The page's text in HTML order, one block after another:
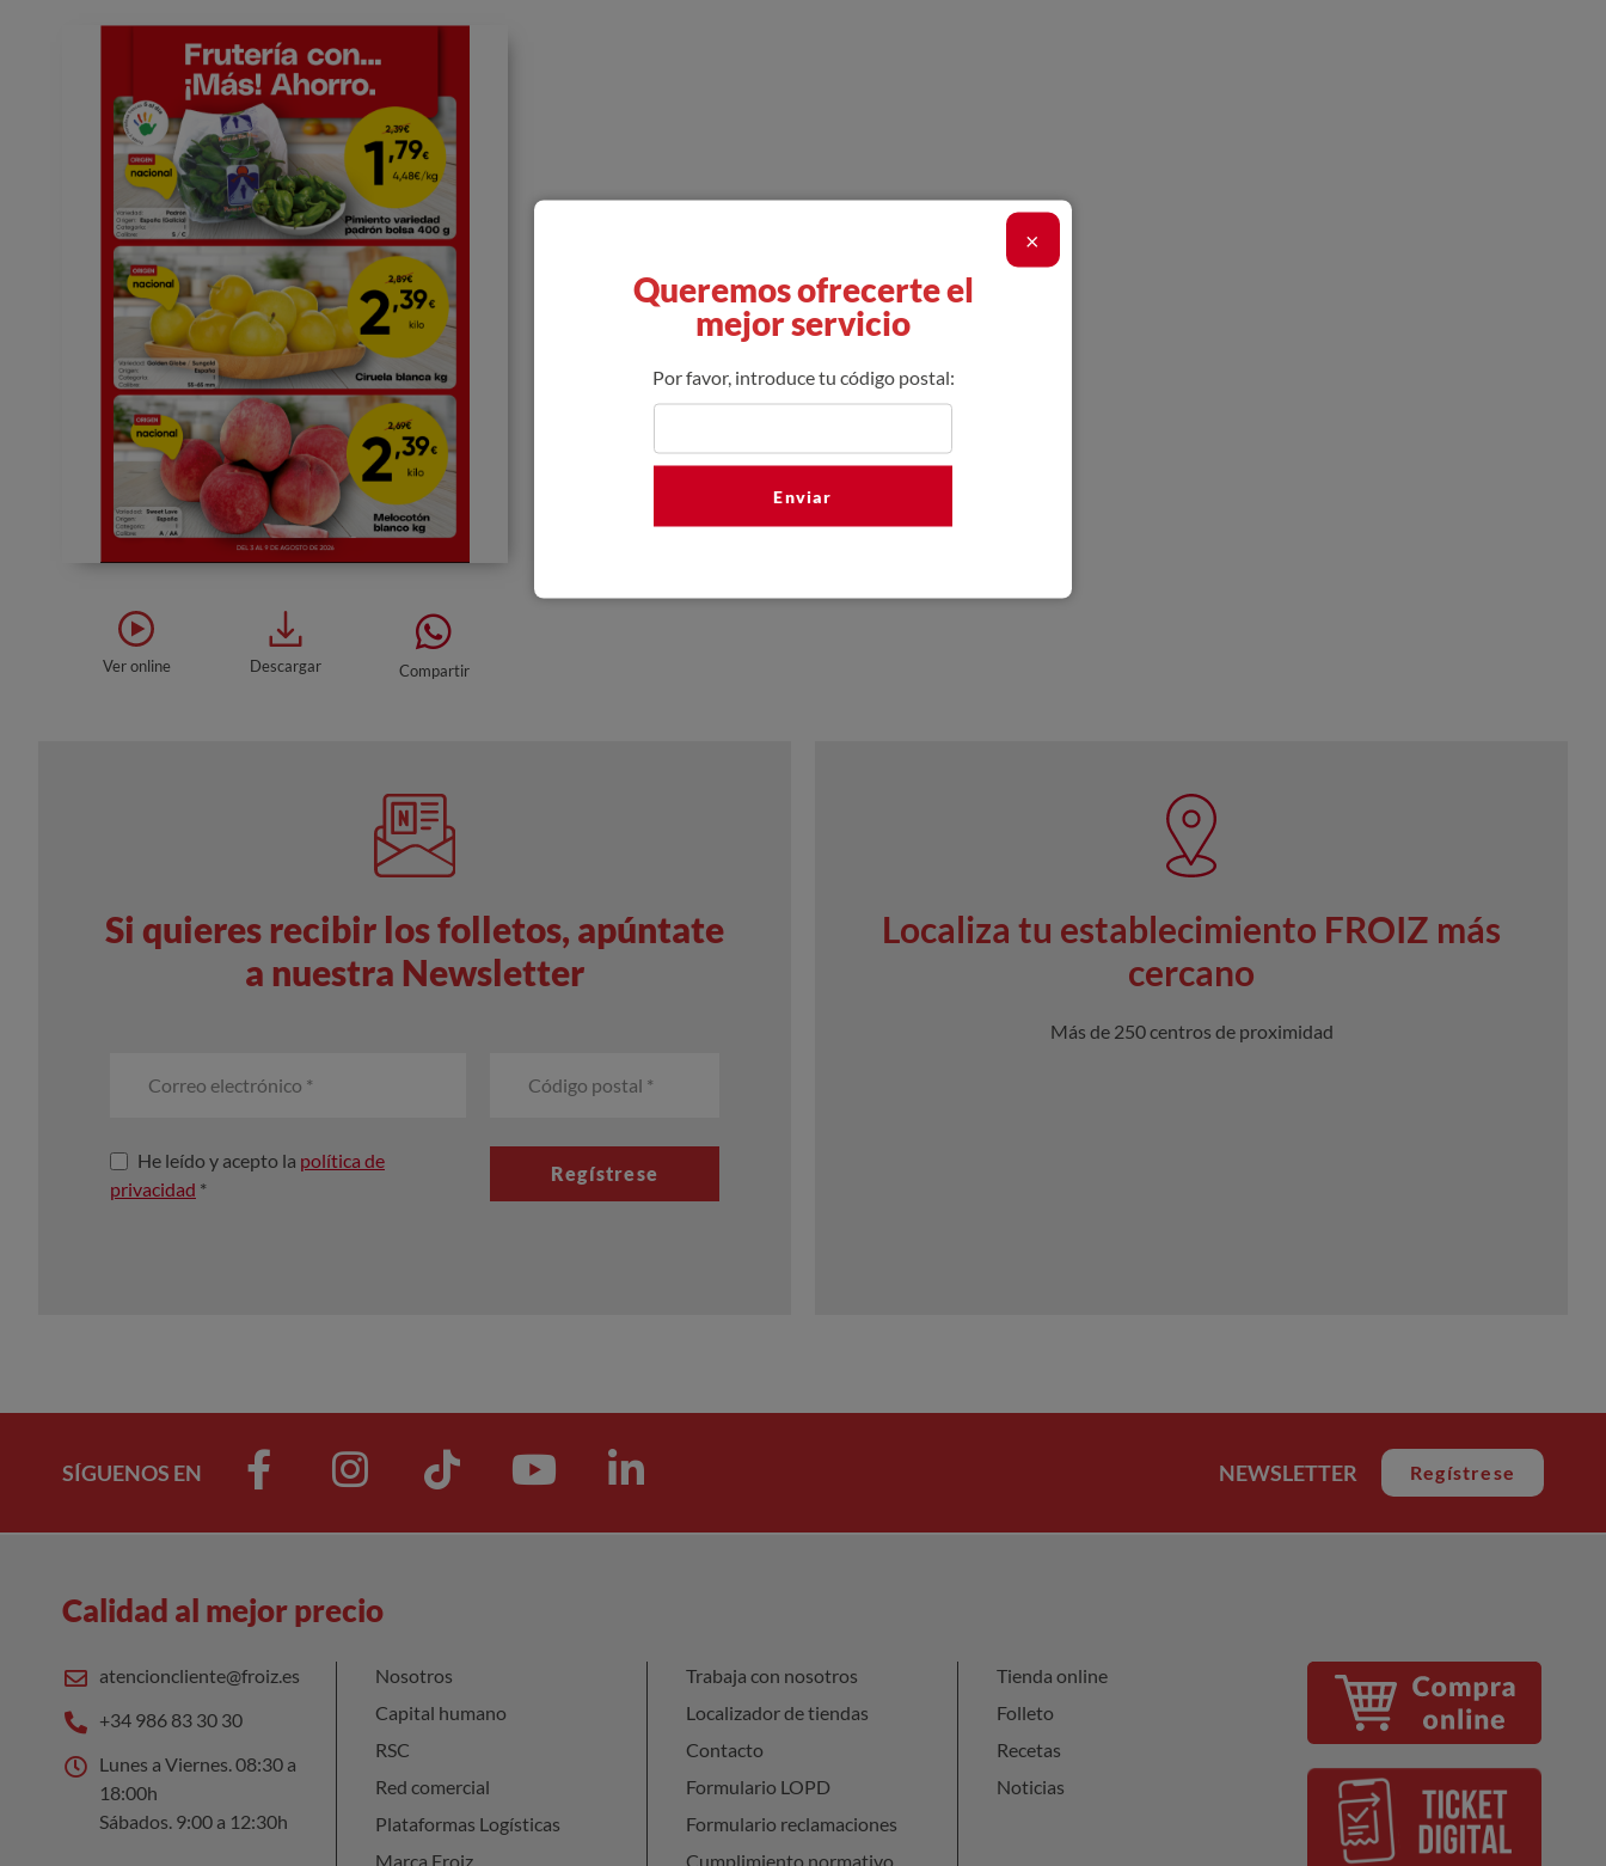
Ver online Descargar Compartir
Si quieres recibir los folletos, apúntate
a nuestra Newsletter
He leído y acepto la política de
privacidad *
Regístrese
Localiza tu establecimiento FROIZ más
cercano
Más de 250 centros de proximidad
SÍGUENOS EN NEWSLETTER Regístrese
Calidad al mejor precio
atencioncliente@froiz.es
+34 986 83 30 30
Lunes a Viernes. 08:30 a
18:00h
Sábados. 9:00 a 12:30h
Nosotros
Capital humano
RSC
Red comercial
Plataformas Logísticas
Marca Froiz
Trabaja con nosotros
Localizador de tiendas
Contacto
Formulario LOPD
Formulario reclamaciones
Cumplimiento normativo
Tienda online
Folleto
Recetas
Noticias
×
Queremos ofrecerte el
mejor servicio
Por favor, introduce tu código postal:
Enviar